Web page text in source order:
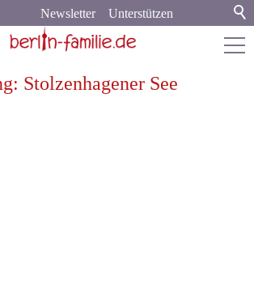
Unterstützen
Newsletter
Stolzenhagener See